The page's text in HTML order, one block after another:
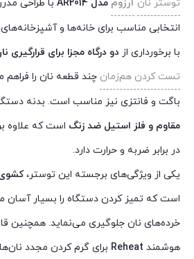
توستر نان آرزوم مدل AR2014
با طراحی
انتخابی مناسب برای خانه‌ها و
با برخورداری از دو درگاه مجزا برای قرارگیری
تست کردن هم‌زمان چند قطعه نان را فراهم
باگت و فانتزی نیز مناسب است. بدنه
مقاوم و فلز استیل ضد زنگ است که علاوه
در برابر ضربه و حرارت دارد.
یکی از ویژگی‌های برجسته این توستر،
است که تمیز کردن دستگاه را بسیار آسان
خرده‌های نان جلوگیری می‌نماید. همچنین
هوشمند Reheat برای گرم کردن مجدد